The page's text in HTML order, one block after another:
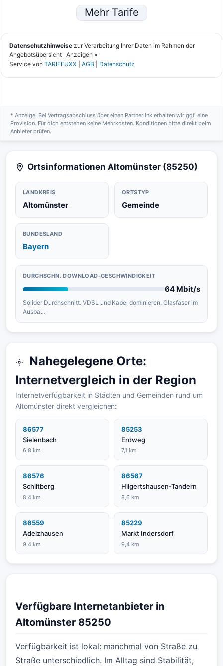
* Anzeige. Bei Vertragsabschluss über einen Partnerlink erhalten wir ggf. eine
Provision. Für dich entstehen keine Mehrkosten. Konditionen bitte direkt beim
Anbieter prüfen.
Ortsinformationen Altomünster (85250)
LANDKREIS
Altomünster
ORTSTYP
Gemeinde
BUNDESLAND
Bayern
DURCHSCHN. DOWNLOAD-GESCHWINDIGKEIT
64 Mbit/s
Solider Durchschnitt. VDSL und Kabel dominieren, Glasfaser im
Ausbau.
Nahegelegene Orte:
Internetvergleich in der Region
Internetverfügbarkeit in Städten und Gemeinden rund um
Altomünster direkt vergleichen:
86577
Sielenbach
6,8 km
85253
Erdweg
7,1 km
86576
Schiltberg
8,4 km
86567
Hilgertshausen-Tandern
8,6 km
86559
Adelzhausen
9,4 km
85229
Markt Indersdorf
9,4 km
Verfügbare Internetanbieter in
Altomünster 85250
Verfügbarkeit ist lokal: manchmal von Straße zu
Straße unterschiedlich. Im Alltag sind Stabilität,